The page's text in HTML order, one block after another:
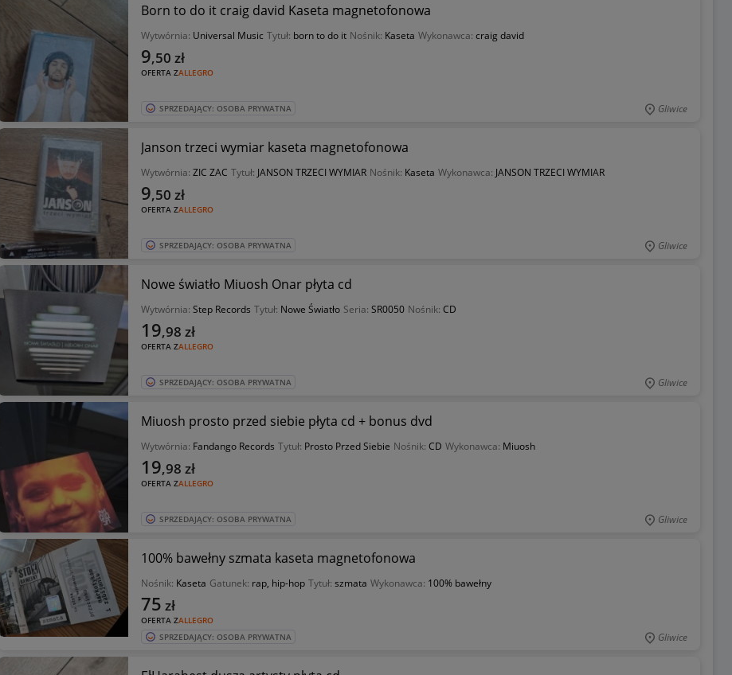
Born to do it craig david Kaseta magnetofonowa
Wytwórnia: Universal Music Tytuł: born to do it Nośnik: Kaseta Wykonawca: craig david
OFERTA ZALLEGRO
9,50 zł
SPRZEDAJĄCY: OSOBA PRYWATNA Gliwice
Janson trzeci wymiar kaseta magnetofonowa
Wytwórnia: ZIC ZAC Tytuł: JANSON TRZECI WYMIAR Nośnik: Kaseta Wykonawca: JANSON TRZECI WYMIAR
OFERTA ZALLEGRO
9,50 zł
SPRZEDAJĄCY: OSOBA PRYWATNA Gliwice
Nowe światło Miuosh Onar płyta cd
Wytwórnia: Step Records Tytuł: Nowe Światło Seria: SR0050 Nośnik: CD
OFERTA ZALLEGRO
19,98 zł
SPRZEDAJĄCY: OSOBA PRYWATNA Gliwice
Miuosh prosto przed siebie płyta cd + bonus dvd
Wytwórnia: Fandango Records Tytuł: Prosto Przed Siebie Nośnik: CD Wykonawca: Miuosh
OFERTA ZALLEGRO
19,98 zł
SPRZEDAJĄCY: OSOBA PRYWATNA Gliwice
100% bawełny szmata kaseta magnetofonowa
Nośnik: Kaseta Gatunek: rap, hip-hop Tytuł: szmata Wykonawca: 100% bawełny
OFERTA ZALLEGRO
75 zł
SPRZEDAJĄCY: OSOBA PRYWATNA Gliwice